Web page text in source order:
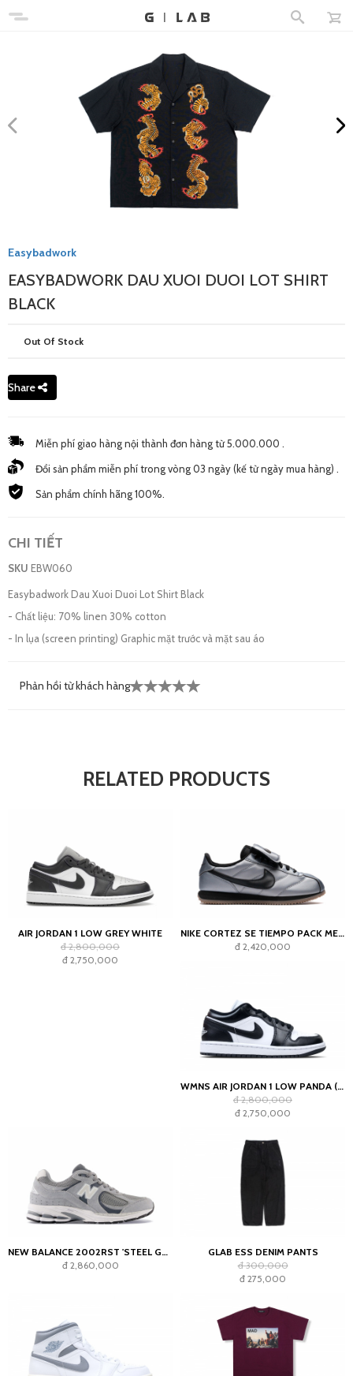
Easybadwork
EASYBADWORK DAU XUOI DUOI LOT SHIRT
BLACK
Out Of Stock
Share
Miễn phí giao hàng nội thành đơn hàng từ 5.000.000 .
Đổi sản phẩm miễn phí trong vòng 03 ngày (kế từ ngày mua hàng) .
Sản phẩm chính hãng 100%.
CHI TIẾT
SKU EBW060
Easybadwork Dau Xuoi Duoi Lot Shirt Black
- Chất liệu: 70% linen 30% cotton
- In lụa (screen printing) Graphic mặt trước và mặt sau áo
Phản hồi từ khách hàng
RELATED PRODUCTS
AIR JORDAN 1 LOW GREY WHITE
đ 2,800,000
đ 2,750,000
NIKE CORTEZ SE TIEMPO PACK METALLIC COOL GREY
đ 2,420,000
WMNS AIR JORDAN 1 LOW PANDA (2023)
đ 2,800,000
đ 2,750,000
NEW BALANCE 2002RST 'STEEL GREY'
đ 2,860,000
GLAB ESS DENIM PANTS
đ 300,000
đ 275,000